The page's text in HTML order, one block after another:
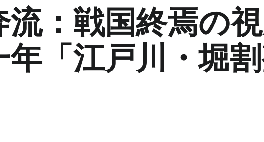
流：戦国終焉の
「江戸川・堀